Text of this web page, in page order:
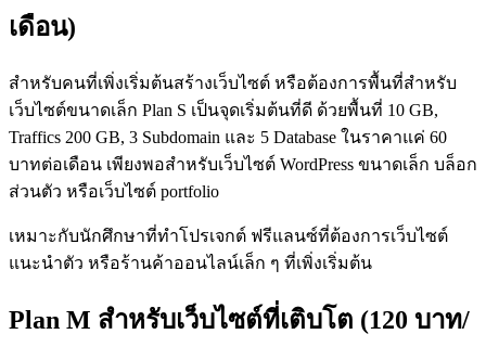
เดือน)
สำหรับคนที่เพิ่งเริ่มต้นสร้างเว็บไซต์ หรือต้องการพื้นที่สำหรับ
เว็บไซต์ขนาดเล็ก Plan S เป็นจุดเริ่มต้นที่ดี ด้วยพื้นที่ 10 GB,
Traffics 200 GB, 3 Subdomain และ 5 Database ในราคาแค่ 60
บาทต่อเดือน เพียงพอสำหรับเว็บไซต์ WordPress ขนาดเล็ก บล็อก
ส่วนตัว หรือเว็บไซต์ portfolio
เหมาะกับนักศึกษาที่ทำโปรเจกต์ ฟรีแลนซ์ที่ต้องการเว็บไซต์
แนะนำตัว หรือร้านค้าออนไลน์เล็ก ๆ ที่เพิ่งเริ่มต้น
Plan M สำหรับเว็บไซต์ที่เติบโต (120 บาท/